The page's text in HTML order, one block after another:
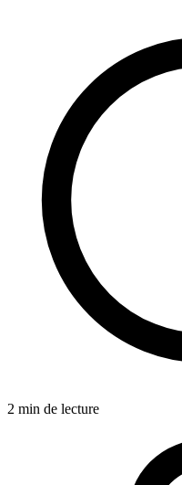
2 min de lecture